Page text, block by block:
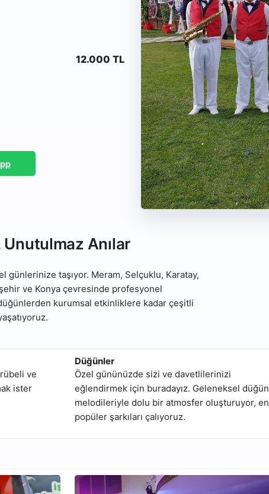
12.000 TL
Anılar
günlerinize taşıyor. Meram, Selçuklu, Karatay,
ve Konya çevresinde profesyonel
kurumsal etkinliklere kadar çeşitli
ve
ister
Düğünler
Özel gününüzde sizi ve davetlilerinizi
eğlendirmek için buradayız. Geleneksel düğün
melodileriyle dolu bir atmosfer oluşturuyor, en
popüler şarkıları çalıyoruz.